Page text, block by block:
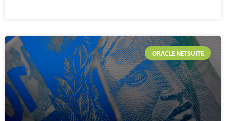
ORACLE NETSUITE